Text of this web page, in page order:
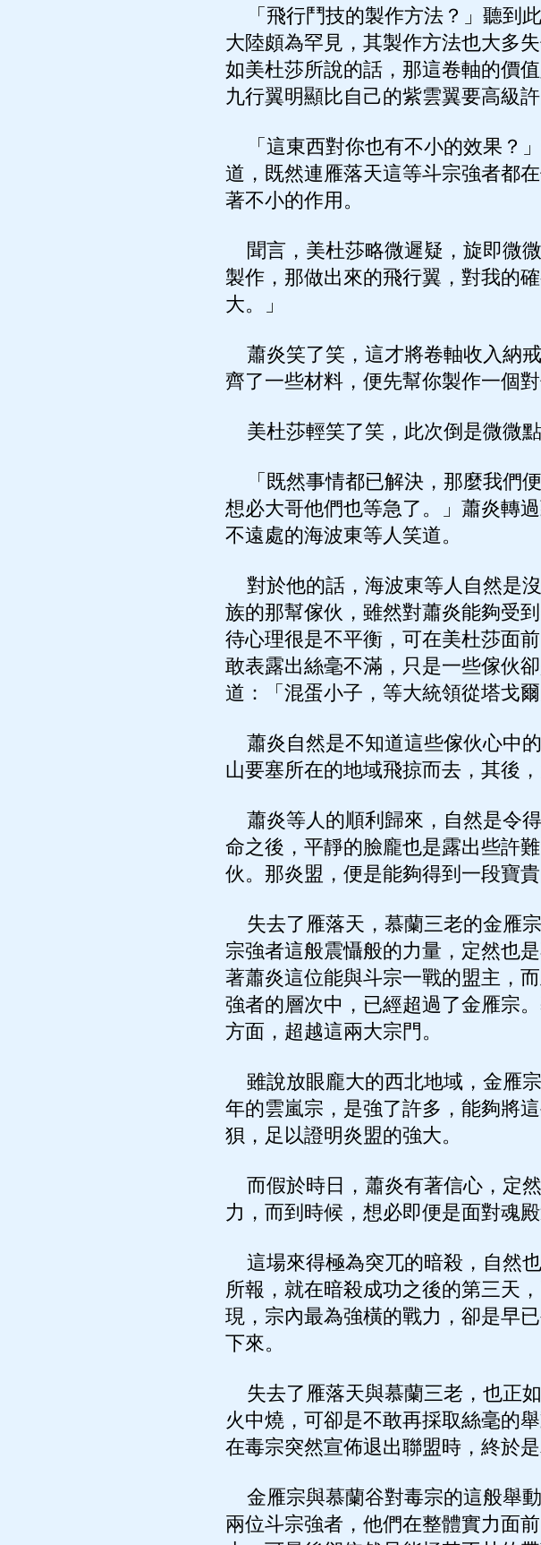
「飛行鬥技的製作方法？」聽到
大陸頗為罕見，其製作方法也大多
如美杜莎所說的話，那這卷軸的價
九行翼明顯比自己的紫雲翼要高級
「這東西對你也有不小的效果？
道，既然連雁落天這等斗宗強者都
著不小的作用。
聞言，美杜莎略微遲疑，旋即微
製作，那做出來的飛行翼，對我的
大。」
蕭炎笑了笑，這才將卷軸收入納
齊了一些材料，便先幫你製作一個對
美杜莎輕笑了笑，此次倒是微微點
「既然事情都已解決，那麼我們便
想必大哥他們也等急了。」蕭炎轉
不遠處的海波東等人笑道。
對於他的話，海波東等人自然是
族的那幫傢伙，雖然對蕭炎能夠受
待心理很是不平衡，可在美杜莎面
敢表露出絲毫不滿，只是一些傢伙
道：「混蛋小子，等大統領從塔戈
蕭炎自然是不知道這些傢伙心中
山要塞所在的地域飛掠而去，其後
蕭炎等人的順利歸來，自然是令
命之後，平靜的臉龐也是露出些許
伙。那炎盟，便是能夠得到一段寶貴
失去了雁落天，慕蘭三老的金雁
宗強者這般震懾般的力量，定然也
著蕭炎這位能與斗宗一戰的盟主，
強者的層次中，已經超過了金雁宗
方面，超越這兩大宗門。
雖說放眼龐大的西北地域，金雁
年的雲嵐宗，是強了許多，能夠將
狽，足以證明炎盟的強大。
而假於時日，蕭炎有著信心，定
力，而到時候，想必即便是面對魂
這場來得極為突兀的暗殺，自然
所報，就在暗殺成功之後的第三天
現，宗內最為強橫的戰力，卻是早
下來。
失去了雁落天與慕蘭三老，也正
火中燒，可卻是不敢再採取絲毫的
在毒宗突然宣佈退出聯盟時，終於是
金雁宗與慕蘭谷對毒宗的這般舉
兩位斗宗強者，他們在整體實力面